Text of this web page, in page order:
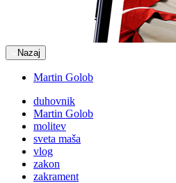
Nazaj
Martin Golob
duhovnik
Martin Golob
molitev
sveta maša
vlog
zakon
zakrament